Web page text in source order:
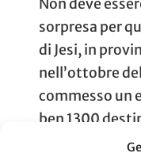
Non deve
sorpresa per
di Jesi, in
nell’ottobre
commesso un
ben 1300
indirizzi in